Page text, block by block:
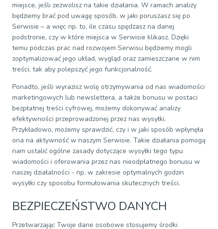
miejsce, jeśli zezwolisz na takie działania. W ramach analizy
będziemy brać pod uwagę sposób, w jaki poruszasz się po
Serwisie – a więc np. to, ile czasu spędzasz na danej
podstronie, czy w które miejsca w Serwisie klikasz. Dzięki
temu podczas prac nad rozwojem Serwisu będziemy mogli
zoptymalizować jego układ, wygląd oraz zamieszczane w nim
treści, tak aby polepszyć jego funkcjonalność.
Ponadto, jeśli wyrazisz wolę otrzymywania od nas wiadomości
marketingowych lub newslettera, a także bonusu w postaci
bezpłatnej treści cyfrowej, możemy dokonywać analizy
efektywności przeprowadzonej przez nas wysyłki.
Przykładowo, możemy sprawdzić, czy i w jaki sposób wpłynęła
ona na aktywność w naszym Serwisie. Takie działania pomogą
nam ustalić ogólne zasady dotyczące wysyłki tego typu
wiadomości i oferowania przez nas nieodpłatnego bonusu w
naszej działalności - np. w zakresie optymalnych godzin
wysyłki czy sposobu formułowania skutecznych treści.
BEZPIECZEŃSTWO DANYCH
Przetwarzając Twoje dane osobowe stosujemy środki